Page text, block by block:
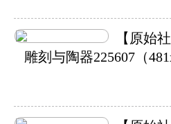
【原始
雕刻与陶器225607（